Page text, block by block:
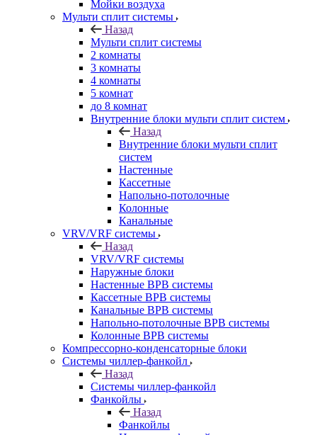
Мойки воздуха
Мульти сплит системы
Назад
Мульти сплит системы
2 комнаты
3 комнаты
4 комнаты
5 комнат
до 8 комнат
Внутренние блоки мульти сплит систем
Назад
Внутренние блоки мульти сплит
систем
Настенные
Кассетные
Напольно-потолочные
Колонные
Канальные
VRV/VRF системы
Назад
VRV/VRF системы
Наружные блоки
Настенные ВРВ системы
Кассетные ВРВ системы
Канальные ВРВ системы
Напольно-потолочные ВРВ системы
Колонные ВРВ системы
Компрессорно-конденсаторные блоки
Системы чиллер-фанкойл
Назад
Системы чиллер-фанкойл
Фанкойлы
Назад
Фанкойлы